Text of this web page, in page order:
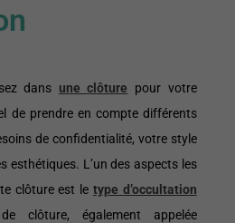
dans une clôture pour votre
de prendre en compte différents
de confidentialité, votre style
esthétiques. L’un des aspects les
clôture est le type d’occultation
clôture, également appelée